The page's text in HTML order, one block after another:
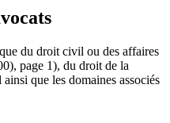
du droit civil ou des affaires
page 1), du droit de la
que les domaines associés